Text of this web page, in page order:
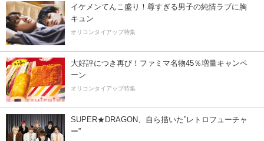
イケメンてんこ盛り！尊すぎる男子の純情ラブに胸
キュン
オリコンタイアップ特集
大好評につき再び！ファミマ名物45％増量キャンペ
ーン
オリコンタイアップ特集
SUPER★DRAGON、自ら描いた”レトロフューチャ
ー”